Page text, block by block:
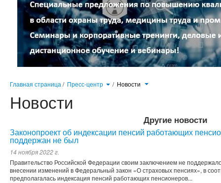
Главная страница / Пресс-центр / Новости
Новости
Другие новости
Законопроект об индексации пенсий работающих
поддержан не был
14 ноября 2022 г.
Правительство Российской Федерации своим заключением не
внесении изменений в Федеральный закон «О страховых пенсиях», в
предполагалась индексация пенсий работающих пенсионеров...